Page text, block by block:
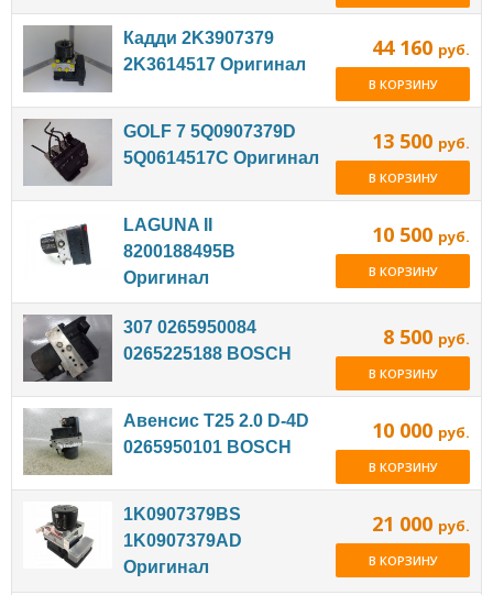
Кадди 2K3907379
2K3614517 Оригинал
44 160 руб.
В КОРЗИНУ
GOLF 7 5Q0907379D
5Q0614517C Оригинал
13 500 руб.
В КОРЗИНУ
LAGUNA II
8200188495B
Оригинал
10 500 руб.
В КОРЗИНУ
307 0265950084
0265225188 BOSCH
8 500 руб.
В КОРЗИНУ
Авенсис T25 2.0 D-4D
0265950101 BOSCH
10 000 руб.
В КОРЗИНУ
1K0907379BS
1K0907379AD
Оригинал
21 000 руб.
В КОРЗИНУ